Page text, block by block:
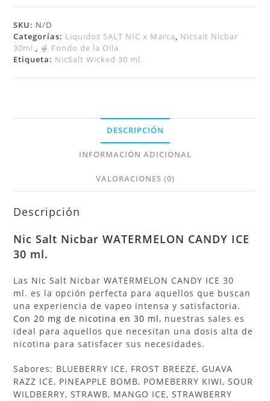
SKU: N/D
Categorías: Liquidos SALT NIC x Marca, Nicsalt Nicbar
30ml., 🫕 Fondo de la Olla
Etiqueta: NicSalt Wicked 30 ml.
DESCRIPCIÓN
INFORMACIÓN ADICIONAL
VALORACIONES (0)
Descripción
Nic Salt Nicbar WATERMELON CANDY ICE
30 ml.
Las Nic Salt Nicbar WATERMELON CANDY ICE 30
ml. es la opción perfecta para aquellos que buscan
una experiencia de vapeo intensa y satisfactoria.
Con 20 mg de nicotina en 30 ml, nuestras sales es
ideal para aquellos que necesitan una dosis alta de
nicotina para satisfacer sus necesidades.
Sabores: BLUEBERRY ICE, FROST BREEZE, GUAVA
RAZZ ICE, PINEAPPLE BOMB, POMEBERRY KIWI, SOUR
WILDBERRY, STRAWB, MANGO ICE, STRAWBERRY